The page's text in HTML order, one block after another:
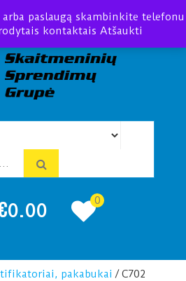
Praėjimo
kontrolė
0.00 0
pakabukai / C702
paslaugą skambinkite telefonu
kontaktais Atšaukti